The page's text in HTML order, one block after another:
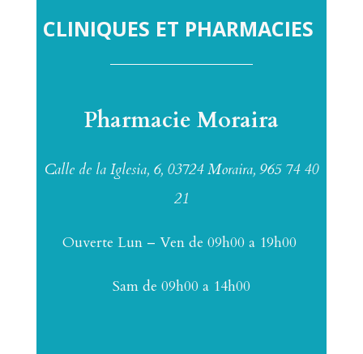
CLINIQUES ET PHARMACIES
Pharmacie Moraira
Calle de la Iglesia, 6, 03724 Moraira, 965 74 40
21
Ouverte Lun – Ven de 09h00 a 19h00
Sam de 09h00 a 14h00